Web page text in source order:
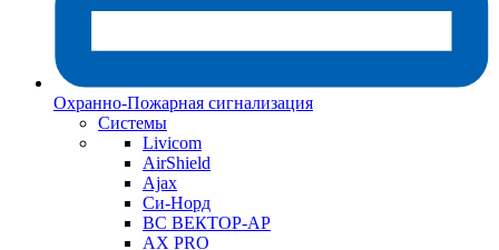
Охранно-Пожарная сигнализация
Системы
Livicom
AirShield
Ajax
Си-Норд
ВС ВЕКТОР-АР
AX PRO